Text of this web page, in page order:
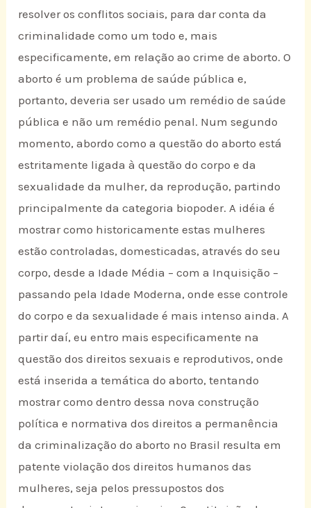
resolver os conflitos sociais, para dar conta da
criminalidade como um todo e, mais
especificamente, em relação ao crime de aborto. O
aborto é um problema de saúde pública e,
portanto, deveria ser usado um remédio de saúde
pública e não um remédio penal. Num segundo
momento, abordo como a questão do aborto está
estritamente ligada à questão do corpo e da
sexualidade da mulher, da reprodução, partindo
principalmente da categoria biopoder. A idéia é
mostrar como historicamente estas mulheres
estão controladas, domesticadas, através do seu
corpo, desde a Idade Média – com a Inquisição –
passando pela Idade Moderna, onde esse controle
do corpo e da sexualidade é mais intenso ainda. A
partir daí, eu entro mais especificamente na
questão dos direitos sexuais e reprodutivos, onde
está inserida a temática do aborto, tentando
mostrar como dentro dessa nova construção
política e normativa dos direitos a permanência
da criminalização do aborto no Brasil resulta em
patente violação dos direitos humanos das
mulheres, seja pelos pressupostos dos